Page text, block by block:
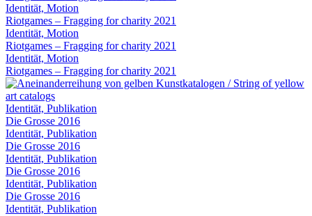
Identität, Motion
Riotgames – Fragging for charity 2021
Identität, Motion
Riotgames – Fragging for charity 2021
Identität, Motion
Riotgames – Fragging for charity 2021
Identität, Publikation
Die Grosse 2016
Identität, Publikation
Die Grosse 2016
Identität, Publikation
Die Grosse 2016
Identität, Publikation
Die Grosse 2016
Identität, Publikation